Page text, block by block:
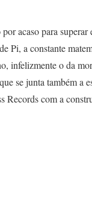
acaso para
Pi, a constante
infelizmente o da
se junta também a
Records com a